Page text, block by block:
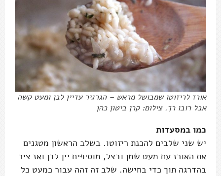
אורז לריזוטו שמבושל מראש – הגרגיר עדיין לבן ומעט קשה
אבל רובו רך. צילום: קרן ביטון כהן
כמו במסעדות
יש שני שלבים להכנת ריזוטו. בשלב הראשון מטגנים
את האורז עם מעט שמן ובצל, מוסיפים יין לבן ואז ציר
בהדרגה תוך כדי בחישה. שלב זה זהה עבור כמעט כל